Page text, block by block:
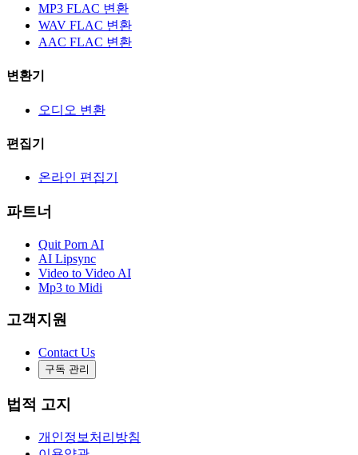
MP3 FLAC 변환
WAV FLAC 변환
AAC FLAC 변환
변환기
오디오 변환
편집기
온라인 편집기
파트너
Quit Porn AI
AI Lipsync
Video to Video AI
Mp3 to Midi
고객지원
Contact Us
구독 관리
법적 고지
개인정보처리방침